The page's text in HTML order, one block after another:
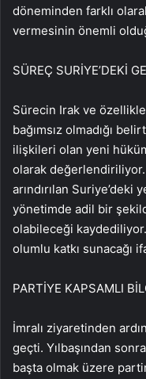
döneminden farklı
vermesinin önemli
SÜREÇ SURİYE’DEKİ
Sürecin Irak ve
bağımsız olmadığı
ilişkileri olan yeni
olarak değerlendiriliyor.
arındırılan
yönetimde adil bir
olabileceği
olumlu katkı sunacağı
PARTİYE KAPSAMLI
İmralı ziyaretinden
geçti. Yılbaşından
başta olmak üzere